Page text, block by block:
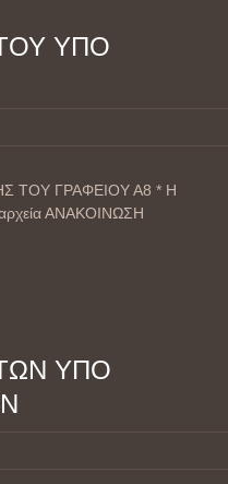
ΥΠΟ
ΤΟΥ ΓΡΑΦΕΙΟΥ Α8 * Η
αρχεία ΑΝΑΚΟΙΝΩΣΗ
ΥΠΟ